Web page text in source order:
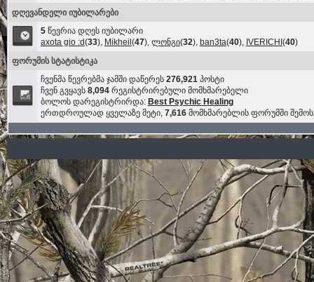
დღევანდელი იუბილარები
5წევრია დღეს იუბილარი
axota gio :d(33), Mikheil (47), ლონგი(32), ban3ta(40), IVERICHI (40)
ფორუმის სტატისტიკა
ჩვენმა წევრებმა ჯამში დაწერეს 276,921პოსტი
ჩვენ გვყავს 8,094რეგისტრირებული მომხმარებელი
ბოლოს დარეგისტრირდა: Best Psychic Healing
ერთდროულად ყველაზე მეტი, 7,616მომხმარებლის ფორუმში